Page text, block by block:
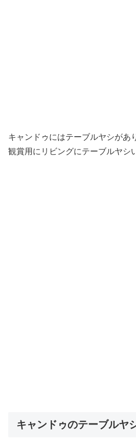
キャンドゥにはテーブルヤシがあ
観賞用にリビングにテーブルヤシ
キャンドゥのテーブルヤ